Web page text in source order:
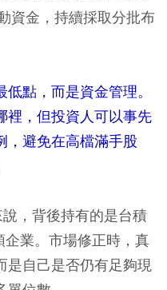
資金，持續採取分批布
點，而是資金管理。
裡，但投資人可以事先
，避免在高檔滿手股
，背後持有的是台積
企業。市場修正時，真
是自己是否仍有足夠現